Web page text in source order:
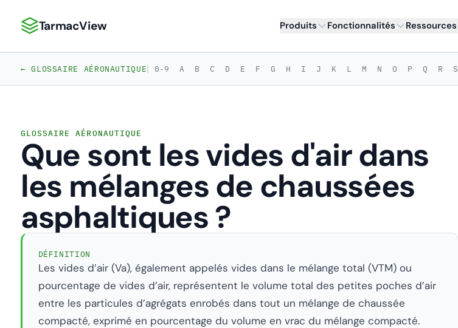
TarmacView : Analyses aéronautiques de précision
TarmacView Produits Fonctionnalités Ressources
← GLOSSAIRE AÉRONAUTIQUE| 0-9 A B C D E F G H I J K L M N O P Q R S
GLOSSAIRE AÉRONAUTIQUE
Que sont les vides d'air dans
les mélanges de chaussées
asphaltiques ?
DÉFINITION
Les vides d’air (Va), également appelés vides dans le mélange total (VTM) ou
pourcentage de vides d’air, représentent le volume total des petites poches d’air
entre les particules d’agrégats enrobés dans tout un mélange de chaussée
compacté, exprimé en pourcentage du volume en vrac du mélange compacté.